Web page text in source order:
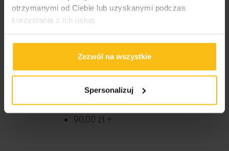
otrzymanymi od Ciebie lub uzyskanymi podczas
korzystania z ich usług.
Zezwól na wszystkie
Spersonalizuj
Wszystko
0,00zł-30,00zł
30,00zł-60,00
zł
60,00zł-90,00zł
90,00 zł +